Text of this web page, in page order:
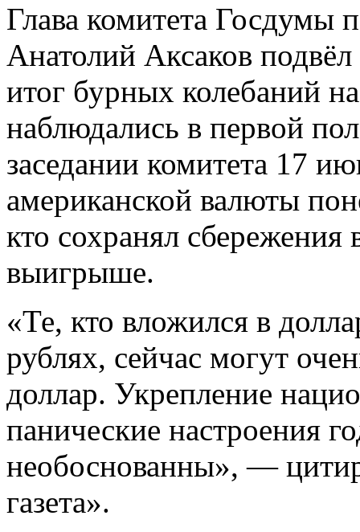
Глава комитета Госдумы
Анатолий Аксаков
итог бурных колебаний
наблюдались в первой
заседании комитета 17
американской валюты
кто сохранял сбережения
выигрыше.
«Те, кто вложился в
рублях, сейчас могут
доллар. Укрепление
панические настроения
необоснованны», —
газета».